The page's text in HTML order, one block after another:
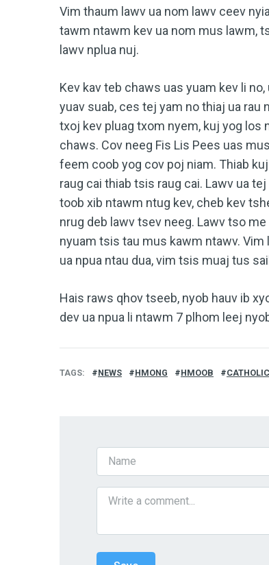
Vim thaum lawv ua nom lawv ceev
tawm ntawm kev ua nom mus lawm,
lawv nplua nuj.
Kev kav teb chaws uas yuam kev li
yuav suab, ces tej yam no thiaj ua
txoj kev pluag txom nyem, kuj yog
chaws. Cov neeg Fis Lis Pees uas
feem coob yog cov poj niam. Thiab
raug cai thiab tsis raug cai. Lawv ua
toob xib ntawm ntug kev, cheb kev
nrug deb lawv tsev neeg. Lawv tso
nyuam tsis tau mus kawm ntawv.
ua npua ntau dua, vim tsis muaj tus
Hais raws qhov tseeb, nyob hauv ib
dev ua npua li ntawm 7 plhom leej
TAGS NEWS HMONG HMOOB CATHOLIC